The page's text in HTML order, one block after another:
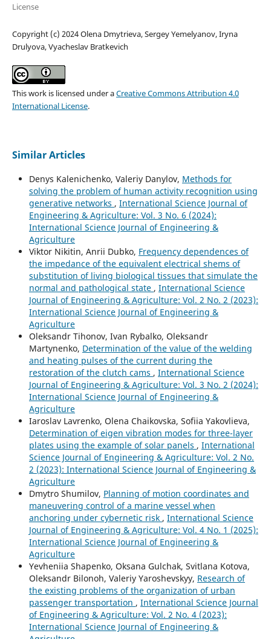
License
Copyright (c) 2024 Olena Dmytrieva, Sergey Yemelyanov, Iryna
Drulyova, Vyacheslav Bratkevich
This work is licensed under aCreative Commons Attribution 4.0
International License.
Similar Articles
Denys Kalenichenko, Valeriy Danylov, Methods for
solving the problem of human activity recognition using
generative networks , International Science Journal of
Engineering & Agriculture: Vol. 3 No. 6 (2024):
International Science Journal of Engineering &
Agriculture
Viktor Nikitin, Anrii Dubko, Frequency dependences of
the impedance of the equivalent electrical shems of
substitution of living biological tissues that simulate the
normal and pathological state , International Science
Journal of Engineering & Agriculture: Vol. 2 No. 2 (2023):
International Science Journal of Engineering &
Agriculture
Oleksandr Tihonov, Ivan Rybalko, Oleksandr
Martynenko, Determination of the value of the welding
and heating pulses of the current during the
restoration of the clutch cams , International Science
Journal of Engineering & Agriculture: Vol. 3 No. 2 (2024):
International Science Journal of Engineering &
Agriculture
Iaroslav Lavrenko, Olena Chaikovska, Sofiia Yakovlieva,
Determination of eigen vibration modes for three-layer
plates using the example of solar panels , International
Science Journal of Engineering & Agriculture: Vol. 2 No.
2 (2023): International Science Journal of Engineering &
Agriculture
Dmytro Shumilov, Planning of motion coordinates and
maneuvering control of a marine vessel when
anchoring under cybernetic risk , International Science
Journal of Engineering & Agriculture: Vol. 4 No. 1 (2025):
International Science Journal of Engineering &
Agriculture
Yevheniia Shapenko, Oksana Gulchak, Svitlana Kotova,
Oleksandr Bilonoh, Valeriy Yaroshevskyy, Research of
the existing problems of the organization of urban
passenger transportation , International Science Journal
of Engineering & Agriculture: Vol. 2 No. 4 (2023):
International Science Journal of Engineering &